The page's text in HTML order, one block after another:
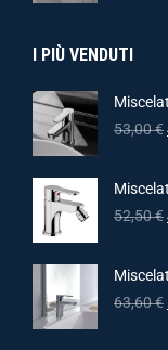
I PIÙ VENDUTI
53,00€
52,50€
63,60€